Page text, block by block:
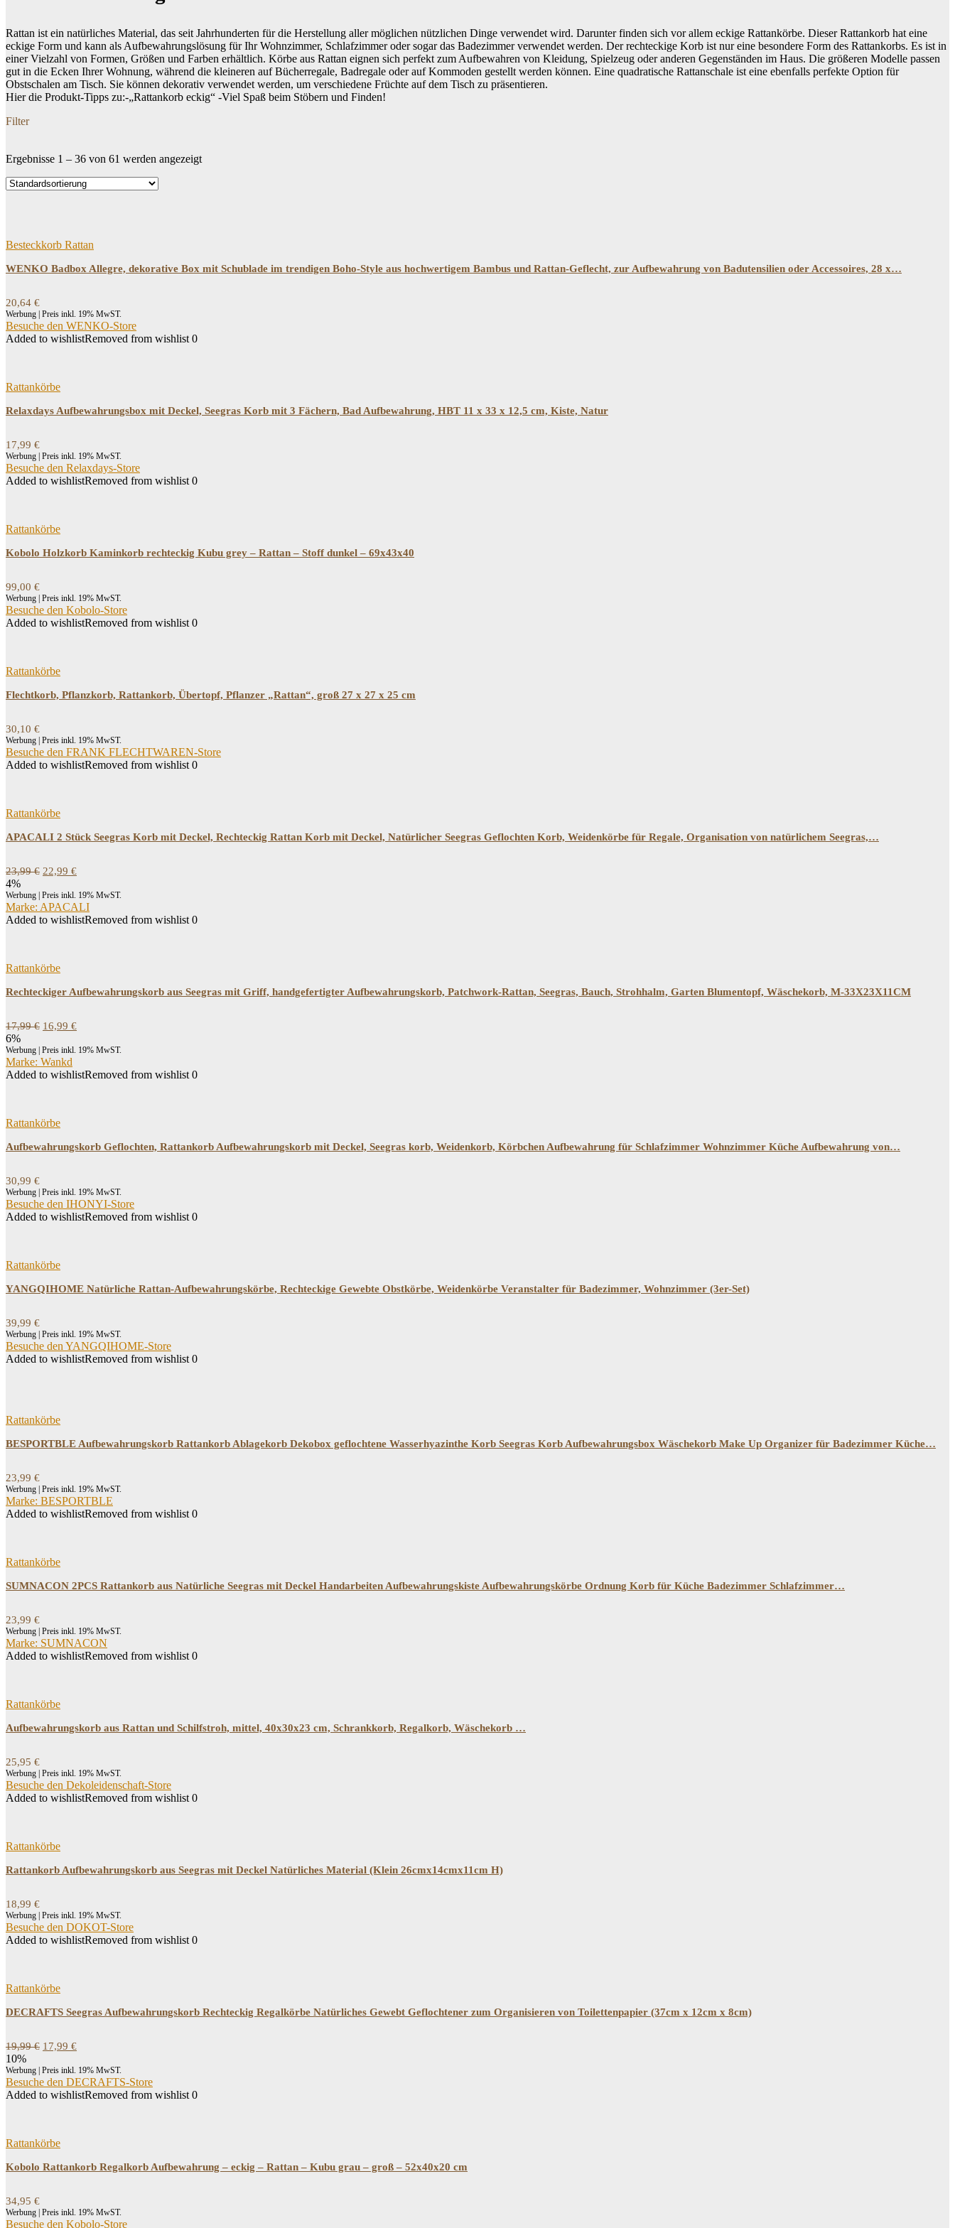
Rattan ist ein natürliches Material, das seit Jahrhunderten für die Herstellung aller möglichen nützlichen Dinge verwendet wird. Darunter finden sich vor allem eckige Rattankörbe. Dieser Rattankorb hat eine
eckige Form und kann als Aufbewahrungslösung für Ihr Wohnzimmer, Schlafzimmer oder sogar das Badezimmer verwendet werden. Der rechteckige Korb ist nur eine besondere Form des Rattankorbs. Es ist in
einer Vielzahl von Formen, Größen und Farben erhältlich. Körbe aus Rattan eignen sich perfekt zum Aufbewahren von Kleidung, Spielzeug oder anderen Gegenständen im Haus. Die größeren Modelle passen
gut in die Ecken Ihrer Wohnung, während die kleineren auf Bücherregale, Badregale oder auf Kommoden gestellt werden können. Eine quadratische Rattanschale ist eine ebenfalls perfekte Option für
Obstschalen am Tisch. Sie können dekorativ verwendet werden, um verschiedene Früchte auf dem Tisch zu präsentieren.
Hier die Produkt-Tipps zu:-„Rattankorb eckig“ -Viel Spaß beim Stöbern und Finden!
Filter
Dein Budget
Price filter
Ergebnisse 1 – 36 von 61 werden angezeigt
Besteckkorb Rattan
WENKO Badbox Allegre, dekorative Box mit Schublade im trendigen Boho-Style aus hochwertigem Bambus und Rattan-Geflecht, zur Aufbewahrung von Badutensilien oder Accessoires, 28 x…
20,64 €
Werbung | Preis inkl. 19% MwST.
Besuche den WENKO-Store
Added to wishlistRemoved from wishlist 0
Rattankörbe
Relaxdays Aufbewahrungsbox mit Deckel, Seegras Korb mit 3 Fächern, Bad Aufbewahrung, HBT 11 x 33 x 12,5 cm, Kiste, Natur
17,99 €
Werbung | Preis inkl. 19% MwST.
Besuche den Relaxdays-Store
Added to wishlistRemoved from wishlist 0
Rattankörbe
Kobolo Holzkorb Kaminkorb rechteckig Kubu grey – Rattan – Stoff dunkel – 69x43x40
99,00 €
Werbung | Preis inkl. 19% MwST.
Besuche den Kobolo-Store
Added to wishlistRemoved from wishlist 0
Rattankörbe
Flechtkorb, Pflanzkorb, Rattankorb, Übertopf, Pflanzer „Rattan“, groß 27 x 27 x 25 cm
30,10 €
Werbung | Preis inkl. 19% MwST.
Besuche den FRANK FLECHTWAREN-Store
Added to wishlistRemoved from wishlist 0
Rattankörbe
APACALI 2 Stück Seegras Korb mit Deckel, Rechteckig Rattan Korb mit Deckel, Natürlicher Seegras Geflochten Korb, Weidenkörbe für Regale, Organisation von natürlichem Seegras,…
23,99€ Ursprünglicher
war:
23,99 €
22,99 €
ist:
22,99 €.
4%
Werbung | Preis inkl. 19% MwST.
Marke: APACALI
Added to wishlistRemoved from wishlist 0
Rattankörbe
Rechteckiger Aufbewahrungskorb aus Seegras mit Griff, handgefertigter Aufbewahrungskorb, Patchwork-Rattan, Seegras, Bauch, Strohhalm, Garten Blumentopf, Wäschekorb, M-33X23X11CM
17,99€ Ursprünglicher
war:
17,99 €
16,99 €
ist:
6%
Werbung | Preis inkl. 19% MwST.
Marke: Wankd
Added to wishlistRemoved from wishlist 0
Rattankörbe
Aufbewahrungskorb Geflochten, Rattankorb Aufbewahrungskorb mit Deckel, Seegras korb, Weidenkorb, Körbchen Aufbewahrung für Schlafzimmer Wohnzimmer Küche Aufbewahrung von…
30,99 €
Werbung | Preis inkl. 19% MwST.
Besuche den IHONYI-Store
Added to wishlistRemoved from wishlist 0
Rattankörbe
YANGQIHOME Natürliche Rattan-Aufbewahrungskörbe, Rechteckige Gewebte Obstkörbe, Weidenkörbe Veranstalter für Badezimmer, Wohnzimmer (3er-Set)
39,99 €
Werbung | Preis inkl. 19% MwST.
Besuche den YANGQIHOME-Store
Added to wishlistRemoved from wishlist 0
Rattankörbe
BESPORTBLE Aufbewahrungskorb Rattankorb Ablagekorb Dekobox geflochtene Wasserhyazinthe Korb Seegras Korb Aufbewahrungsbox Wäschekorb Make Up Organizer für Badezimmer Küche…
23,99 €
Werbung | Preis inkl. 19% MwST.
Marke: BESPORTBLE
Added to wishlistRemoved from wishlist 0
Rattankörbe
SUMNACON 2PCS Rattankorb aus Natürliche Seegras mit Deckel Handarbeiten Aufbewahrungskiste Aufbewahrungskörbe Ordnung Korb für Küche Badezimmer Schlafzimmer…
23,99 €
Werbung | Preis inkl. 19% MwST.
Marke: SUMNACON
Added to wishlistRemoved from wishlist 0
Rattankörbe
Aufbewahrungskorb aus Rattan und Schilfstroh, mittel, 40x30x23 cm, Schrankkorb, Regalkorb, Wäschekorb …
25,95 €
Werbung | Preis inkl. 19% MwST.
Besuche den Dekoleidenschaft-Store
Added to wishlistRemoved from wishlist 0
Rattankörbe
Rattankorb Aufbewahrungskorb aus Seegras mit Deckel Natürliches Material (Klein 26cmx14cmx11cm H)
18,99 €
Werbung | Preis inkl. 19% MwST.
Besuche den DOKOT-Store
Added to wishlistRemoved from wishlist 0
Rattankörbe
DECRAFTS Seegras Aufbewahrungskorb Rechteckig Regalkörbe Natürliches Gewebt Geflochtener zum Organisieren von Toilettenpapier (37cm x 12cm x 8cm)
19,99€ Ursprünglicher
war:
19,99 €
17,99 €
ist:
17,99 €.
10%
Werbung | Preis inkl. 19% MwST.
Besuche den DECRAFTS-Store
Added to wishlistRemoved from wishlist 0
Rattankörbe
Kobolo Rattankorb Regalkorb Aufbewahrung – eckig – Rattan – Kubu grau – groß – 52x40x20 cm
34,95 €
Werbung | Preis inkl. 19% MwST.
Besuche den Kobolo-Store